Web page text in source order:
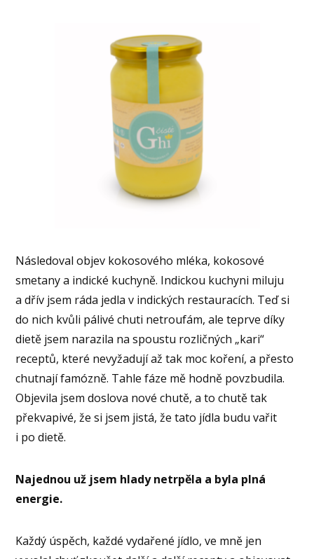
Následoval objev kokosového mléka, kokosové
smetany a indické kuchyně. Indickou kuchyni miluju
a dřív jsem ráda jedla v indických restauracích. Teď si
do nich kvůli pálivé chuti netroufám, ale teprve díky
dietě jsem narazila na spoustu rozličných „kari“
receptů, které nevyžadují až tak moc koření, a přesto
chutnají famózně. Tahle fáze mě hodně povzbudila.
Objevila jsem doslova nové chutě, a to chutě tak
překvapivé, že si jsem jistá, že tato jídla budu vařit
i po dietě.
Najednou už jsem hlady netrpěla a byla plná
energie.
Každý úspěch, každé vydařené jídlo, ve mně jen